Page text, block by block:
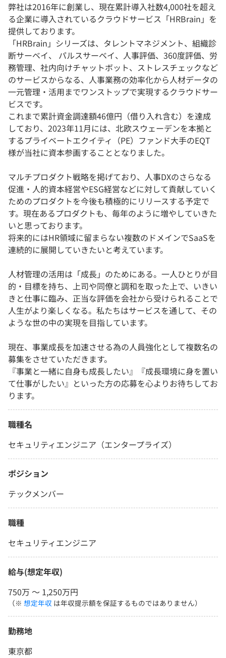
弊社は2016年に創業し、現在累計導入社数4,000社を超え
る企業に導入されているクラウドサービス「HRBrain」を
提供しております。
「HRBrain」シリーズは、タレントマネジメント、組織診
断サーベイ、 パルスサーベイ、人事評価、360度評価、労
務管理、社内向けチャットボット、ストレスチェックなど
のサービスからなる、人事業務の効率化から人材データの
一元管理・活用までワンストップで実現するクラウドサー
ビスです。
これまで累計資金調達額46億円（借り入れ含む）を達成
しており、2023年11月には、北欧スウェーデンを本拠と
するプライベートエクイティ（PE）ファンド大手のEQT
様が当社に資本参画することとなりました。
マルチプロダクト戦略を掲げており、人事DXのさらなる
促進・人的資本経営やESG経営などに対して貢献していく
ためのプロダクトを今後も積極的にリリースする予定で
す。現在あるプロダクトも、毎年のように増やしていきた
いと思っております。
将来的にはHR領域に留まらない複数のドメインでSaaSを
連続的に展開していきたいと考えています。
人材管理の活用は「成長」のためにある。一人ひとりが目
的・目標を持ち、上司や同僚と調和を取った上で、いきい
きと仕事に臨み、正当な評価を会社から受けられることで
人生がより楽しくなる。私たちはサービスを通して、その
ような世の中の実現を目指しています。
現在、事業成長を加速させる為の人員強化として複数名の
募集をさせていただきます。
『事業と一緒に自身も成長したい』『成長環境に身を置い
て仕事がしたい』といった方の応募を心よりお待ちしてお
ります。
職種名
セキュリティエンジニア（エンタープライズ）
ポジション
テックメンバー
職種
セキュリティエンジニア
給与(想定年収)
750万 〜 1,250万円
（※ 想定年収 は年収提示額を保証するものではありません）
勤務地
東京都